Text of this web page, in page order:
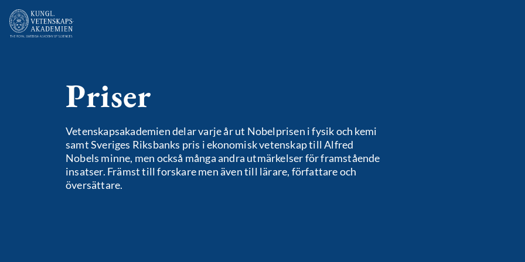
Priser
Vetenskapsakademien delar varje år ut Nobelprisen i fysik och kemi
samt Sveriges Riksbanks pris i ekonomisk vetenskap till Alfred
Nobels minne, men också många andra utmärkelser för framstående
insatser. Främst till forskare men även till lärare, författare och
översättare.